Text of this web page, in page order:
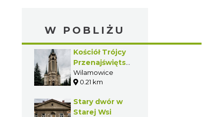
W POBLIŻU
Kościół Trójcy
Przenajświętszej
w
Wilamowicach
Wilamowice
0.21 km
Stary dwór w
Starej Wsi